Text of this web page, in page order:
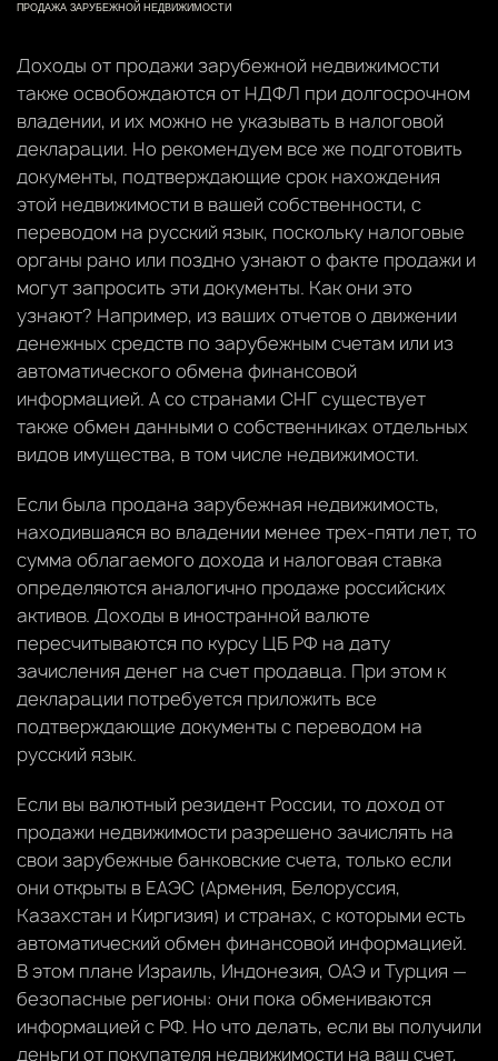
ПРОДАЖА ЗАРУБЕЖНОЙ НЕДВИЖИМОСТИ
Доходы от продажи зарубежной недвижимости
также освобождаются от НДФЛ при долгосрочном
владении, и их можно не указывать в налоговой
декларации. Но рекомендуем все же подготовить
документы, подтверждающие срок нахождения
этой недвижимости в вашей собственности, с
переводом на русский язык, поскольку налоговые
органы рано или поздно узнают о факте продажи и
могут запросить эти документы. Как они это
узнают? Например, из ваших отчетов о движении
денежных средств по зарубежным счетам или из
автоматического обмена финансовой
информацией. А со странами СНГ существует
также обмен данными о собственниках отдельных
видов имущества, в том числе недвижимости.
Если была продана зарубежная недвижимость,
находившаяся во владении менее трех-пяти лет, то
сумма облагаемого дохода и налоговая ставка
определяются аналогично продаже российских
активов. Доходы в иностранной валюте
пересчитываются по курсу ЦБ РФ на дату
зачисления денег на счет продавца. При этом к
декларации потребуется приложить все
подтверждающие документы с переводом на
русский язык.
Если вы валютный резидент России, то доход от
продажи недвижимости разрешено зачислять на
свои зарубежные банковские счета, только если
они открыты в ЕАЭС (Армения, Белоруссия,
Казахстан и Киргизия) и странах, с которыми есть
автоматический обмен финансовой информацией.
В этом плане Израиль, Индонезия, ОАЭ и Турция —
безопасные регионы: они пока обмениваются
информацией с РФ. Но что делать, если вы получили
деньги от покупателя недвижимости на ваш счет,